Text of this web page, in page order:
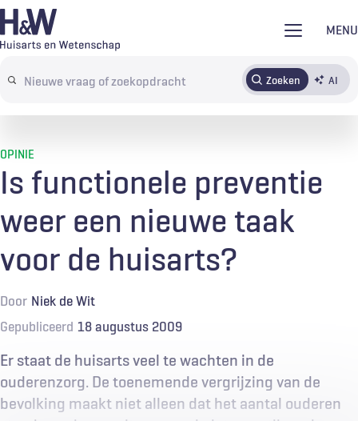
Overslaan
en
de
MENU
Search
terms
Zoeken AI
AbonnerenTijdschrift Inloggen
OPINIE
Is functionele preventie
weer een nieuwe taak
voor de huisarts?
Door Niek de Wit
Gepubliceerd 18 augustus 2009
Er staat de huisarts veel te wachten in de
ouderenzorg. De toenemende vergrijzing van de
bevolking maakt niet alleen dat het aantal ouderen